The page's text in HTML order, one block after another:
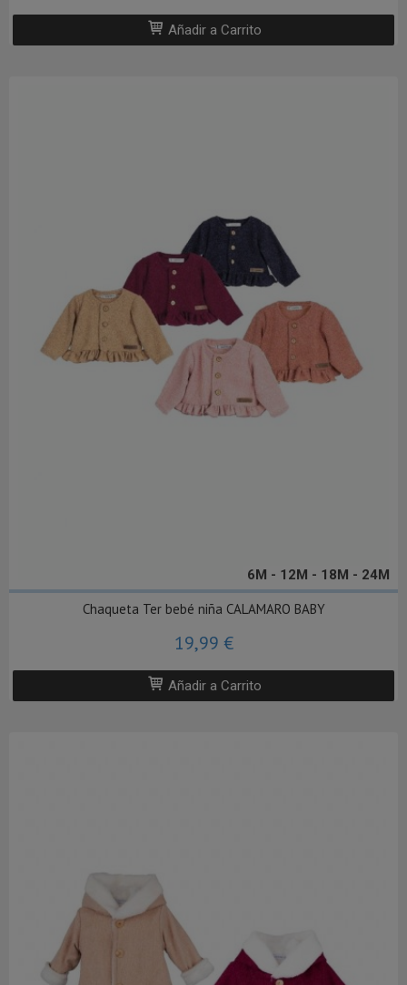
Añadir a Carrito
6M - 12M - 18M - 24M
Chaqueta Ter bebé niña CALAMARO BABY
19,99 €
Añadir a Carrito